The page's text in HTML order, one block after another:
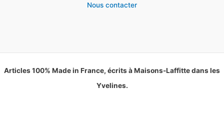
Nous contacter
Articles 100% Made in France, écrits à Maisons-Laffitte dans les
Yvelines.